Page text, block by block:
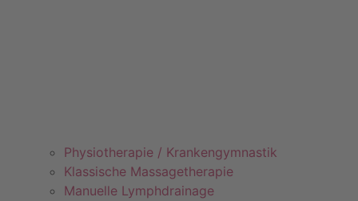
Physiotherapie / Krankengymnastik
Klassische Massagetherapie
Manuelle Lymphdrainage